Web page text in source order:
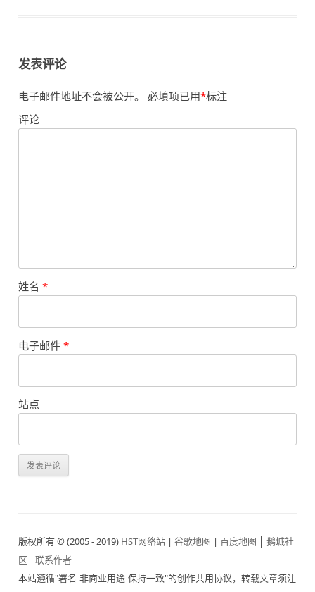
发表评论
电子邮件地址不会被公开。 必填项已用*标注
评论
姓名*
电子邮件*
站点
版权所有 © (2005 - 2019) HST网络站 |谷歌地图 |百度地图 │鹅城社
区 │联系作者
本站遵循"署名-非商业用途-保持一致"的创作共用协议，转载文章须注